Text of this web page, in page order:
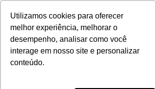
Utilizamos cookies para oferecer
melhor experiência, melhorar o
desempenho, analisar como você
interage em nosso site e personalizar
conteúdo.